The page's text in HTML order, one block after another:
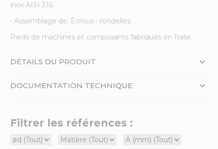
inox AISI 316.
• Assemblage de: Écrous • rondelles
Pieds de machines et composants fabriqués en Italie.
DÉTAILS DU PRODUIT
DOCUMENTATION TECHNIQUE
Filtrer les références :